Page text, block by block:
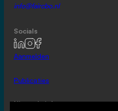
info@faircbo.nl
Socials
Aanmelden
Publicaties
Nieuwsbrief